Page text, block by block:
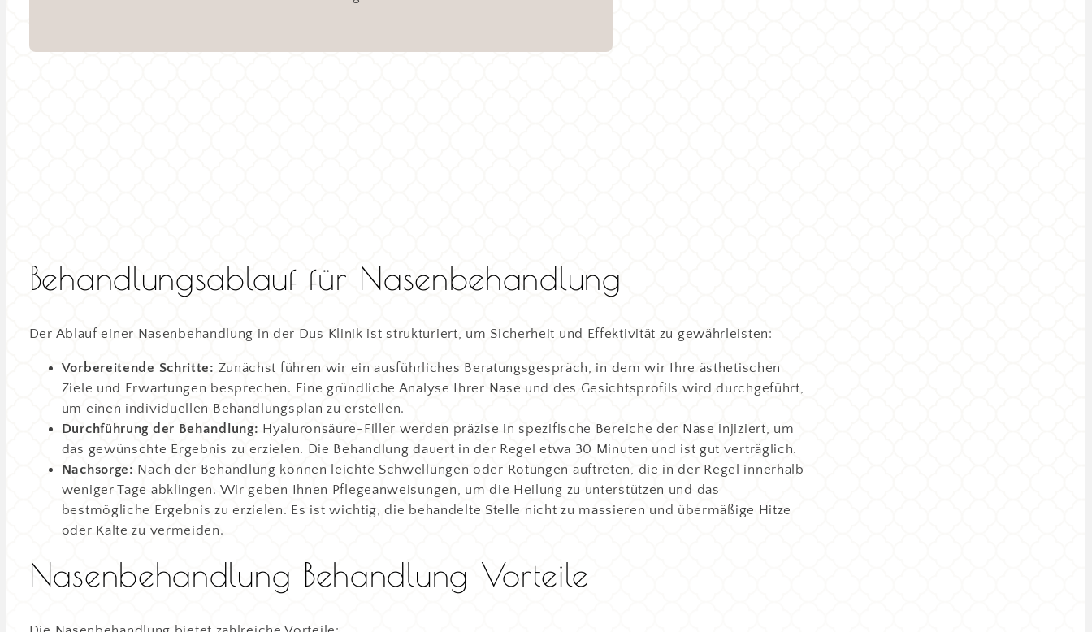
Behandlungsablauf für Nasenbehandlung
Der Ablauf einer Nasenbehandlung in der Dus Klinik ist strukturiert, um Sicherheit und Effektivität zu gewährleisten:
Vorbereitende Schritte: Zunächst führen wir ein ausführliches Beratungsgespräch, in dem wir Ihre ästhetischen
Ziele und Erwartungen besprechen. Eine gründliche Analyse Ihrer Nase und des Gesichtsprofils wird durchgeführt,
um einen individuellen Behandlungsplan zu erstellen.
Durchführung der Behandlung: Hyaluronsäure-Filler werden präzise in spezifische Bereiche der Nase injiziert, um
das gewünschte Ergebnis zu erzielen. Die Behandlung dauert in der Regel etwa 30 Minuten und ist gut verträglich.
Nachsorge: Nach der Behandlung können leichte Schwellungen oder Rötungen auftreten, die in der Regel innerhalb
weniger Tage abklingen. Wir geben Ihnen Pflegeanweisungen, um die Heilung zu unterstützen und das
bestmögliche Ergebnis zu erzielen. Es ist wichtig, die behandelte Stelle nicht zu massieren und übermäßige Hitze
oder Kälte zu vermeiden.
Nasenbehandlung Behandlung Vorteile